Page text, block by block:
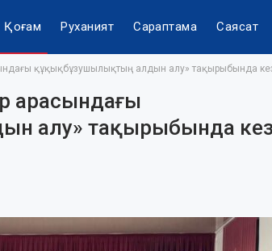
Қоғам Руханият Сараптама Саясат
құқықбұзушылықтың алдын алу» тақырыбында
арасындағы
алу» тақырыбында